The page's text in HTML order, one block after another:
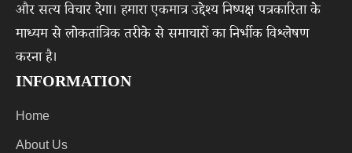
और सत्य विचार देगा। हमारा एकमात्र उद्देश्य निष्पक्ष पत्रकारिता के
माध्यम से लोकतांत्रिक तरीके से समाचारों का निर्भीक विश्लेषण
करना है।
INFORMATION
Home
About Us